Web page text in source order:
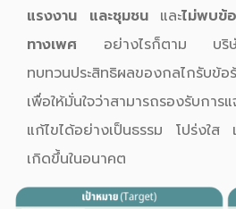
แรงงาน และชุมชนและไม่พบข้
ทางเพศ อย่างไรก็ตาม บริษัท
ทบทวนประสิทธิผลของกลไกรับข้อ
เพื่อให้มั่นใจว่าสามารถรองรับการ
แก้ไขได้อย่างเป็นธรรม โปร่งใ
เกิดขึ้นในอนาคต